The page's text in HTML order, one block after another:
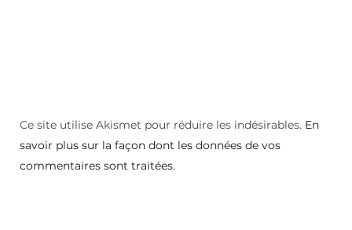
Ce site utilise Akismet pour réduire les indésirables. En
savoir plus sur la façon dont les données de vos
commentaires sont traitées.